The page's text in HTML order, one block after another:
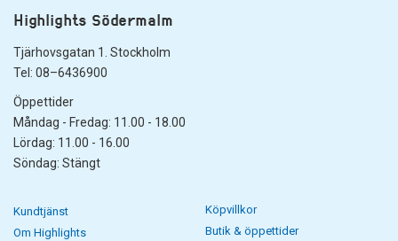
Highlights Södermalm
Tjärhovsgatan 1. Stockholm
Tel: 08–6436900
Öppettider
Måndag - Fredag: 11.00 - 18.00
Lördag: 11.00 - 16.00
Söndag: Stängt
Kundtjänst
Om Highlights
Köpvillkor
Butik & öppettider